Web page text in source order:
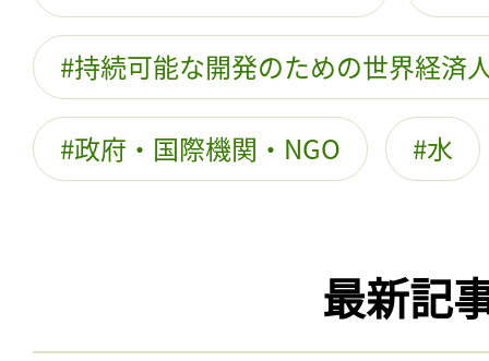
持続可能な開発のための世界経済
政府・国際機関・NGO 水
最新記